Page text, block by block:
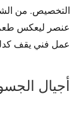
التخصيص. من
عنصر ليعكس طعم
عمل فني يقف
أجيال